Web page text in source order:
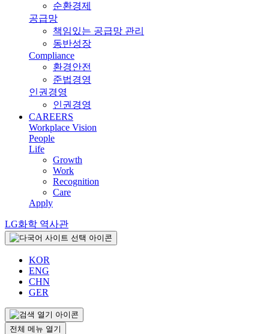
순환경제
공급망
책임있는 공급망 관리
동반성장
Compliance
환경안전
준법경영
인권경영
인권경영
CAREERS
Workplace Vision
People
Life
Growth
Work
Recognition
Care
Apply
LG화학 역사관
KOR
ENG
CHN
GER
전체 메뉴 열기